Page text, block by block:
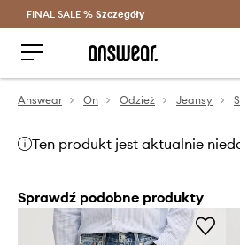
Oszczędzaj z Answear
FINAL SALE % Szczegóły
Answear On Odzież Jeansy
Ten produkt jest aktualnie
Sprawdź podobne produkty